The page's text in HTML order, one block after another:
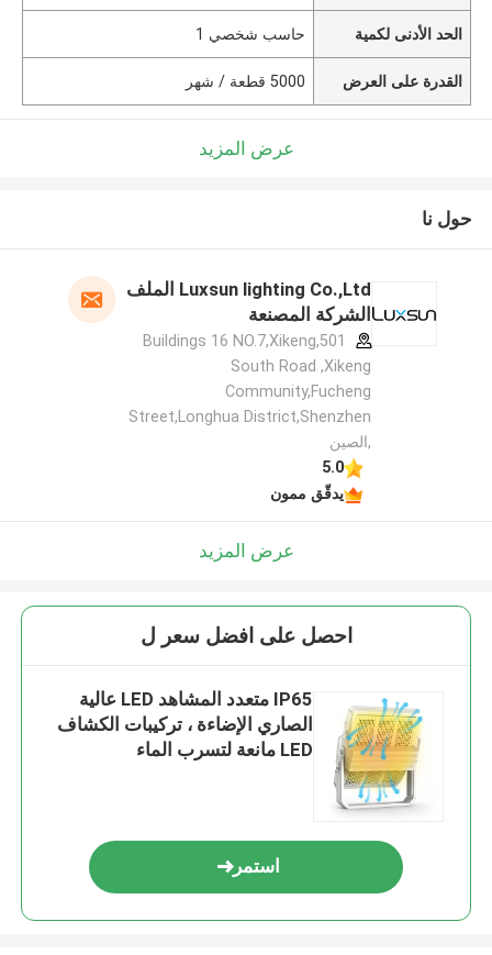
الحد الأدنى لكمية حاسب شخصي 1
القدرة على العرض 5000 قطعة / شهر
عرض المزيد
حول نا
Luxsun lighting Co.,Ltd الملف
الشركة المصنعة
501,Buildings 16 NO.7,Xikeng
South Road ,Xikeng
Community,Fucheng
Street,Longhua District,Shenzhen
,الصين
5.0
يدقّق ممون
عرض المزيد
احصل على افضل سعر ل
IP65 متعدد المشاهد LED عالية
الصاري الإضاءة ، تركيبات الكشاف
LED مانعة لتسرب الماء
استمر